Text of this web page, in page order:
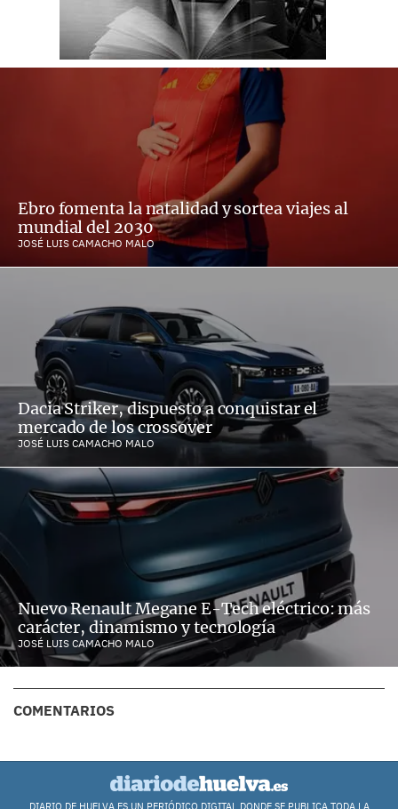
Ebro fomenta la natalidad y sortea viajes al
mundial del 2030
JOSÉ LUIS CAMACHO MALO
Dacia Striker, dispuesto a conquistar el
mercado de los crossover
JOSÉ LUIS CAMACHO MALO
Nuevo Renault Megane E-Tech eléctrico: más
carácter, dinamismo y tecnología
JOSÉ LUIS CAMACHO MALO
COMENTARIOS
DIARIO DE HUELVA ES UN PERIÓDICO DIGITAL DONDE SE PUBLICA TODA LA